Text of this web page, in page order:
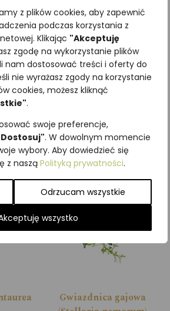
z plików cookies, aby zapewnić
podczas korzystania z
Klikając "Akceptuję
zgodę na wykorzystanie plików
nam dostosować treści i oferty do
nie wyrażasz zgody na korzystanie
cookies, możesz kliknąć
.
swoje preferencje,
. W dowolnym momencie
wybory. Aby dowiedzieć się
z naszą Polityką prywatności.
Odrzucam wszystkie
wszystko
Najniższa cena z ostatnich 30
dni:65,00zł
SKU:
Gwiazdnica gajowa